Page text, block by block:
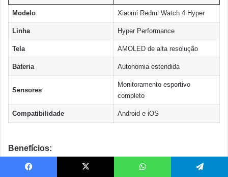
Modelo Xiaomi Redmi Watch 4 Hyper
Linha Hyper Performance
Tela AMOLED de alta resolução
Bateria Autonomia estendida
Sensores
Monitoramento esportivo
completo
Compatibilidade Android e iOS
Benefícios: